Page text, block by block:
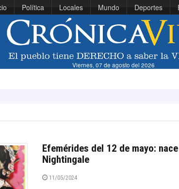
Política Locales Mundo Deportes
Viernes, 07 de agosto del 2026
Efemérides del 12 de mayo:
Nightingale
11/05/2024